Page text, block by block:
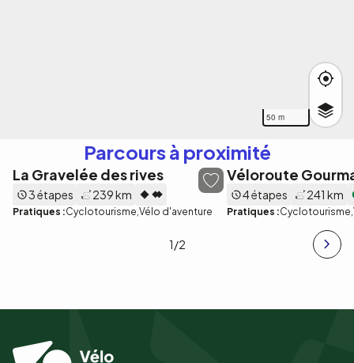
50 m
Parcours à proximité
La Gravelée des rives
3 étapes 239 km
Pratiques :Cyclotourisme Vélo d'aventure
Véloroute
4 étapes 241 km
Pratiques :Cyclotourisme
1/2